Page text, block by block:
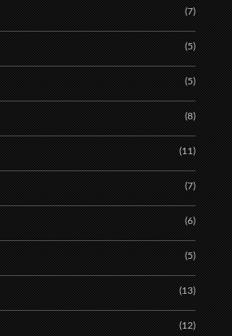
(7)
(5)
(5)
(8)
(11)
(7)
(6)
(5)
(13)
(12)